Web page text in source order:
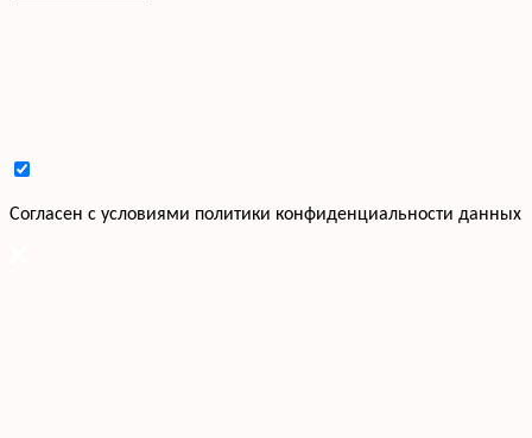
Cогласен с условиями политики конфиденциальности данных